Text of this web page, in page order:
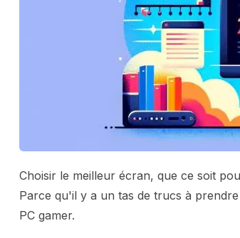
Choisir le meilleur écran, que ce soit
Parce qu'il y a un tas de trucs à
PC gamer.